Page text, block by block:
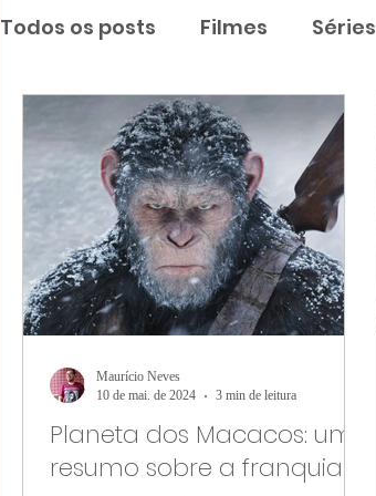
Todos os posts Filmes Séries
Planeta dos Macacos: um
resumo sobre a franquia
Maurício Neves
10 de mai. de 2024
3 min de leitura